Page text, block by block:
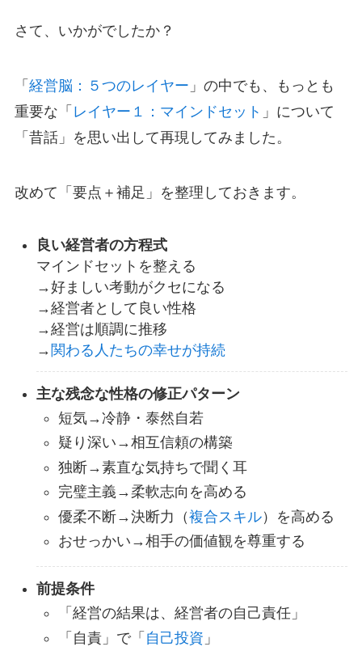
さて、いかがでしたか？
「 経営脳：５つのレイヤー 」の中でも、もっとも
重要な「 レイヤー１：マインドセット 」について
「昔話」を思い出して再現してみました。
改めて「要点＋補足」を整理しておきます。
良い経営者の方程式
マインドセットを整える
→好ましい考動がクセになる
→経営者として良い性格
→経営は順調に推移
→ 関わる人たちの幸せが持続
主な残念な性格の修正パターン
短気→冷静・泰然自若
疑り深い→相互信頼の構築
独断→素直な気持ちで聞く耳
完璧主義→柔軟志向を高める
優柔不断→決断力（複合スキル）を高める
おせっかい→相手の価値観を尊重する
前提条件
「経営の結果は、経営者の自己責任」
「自責」で「 自己投資 」